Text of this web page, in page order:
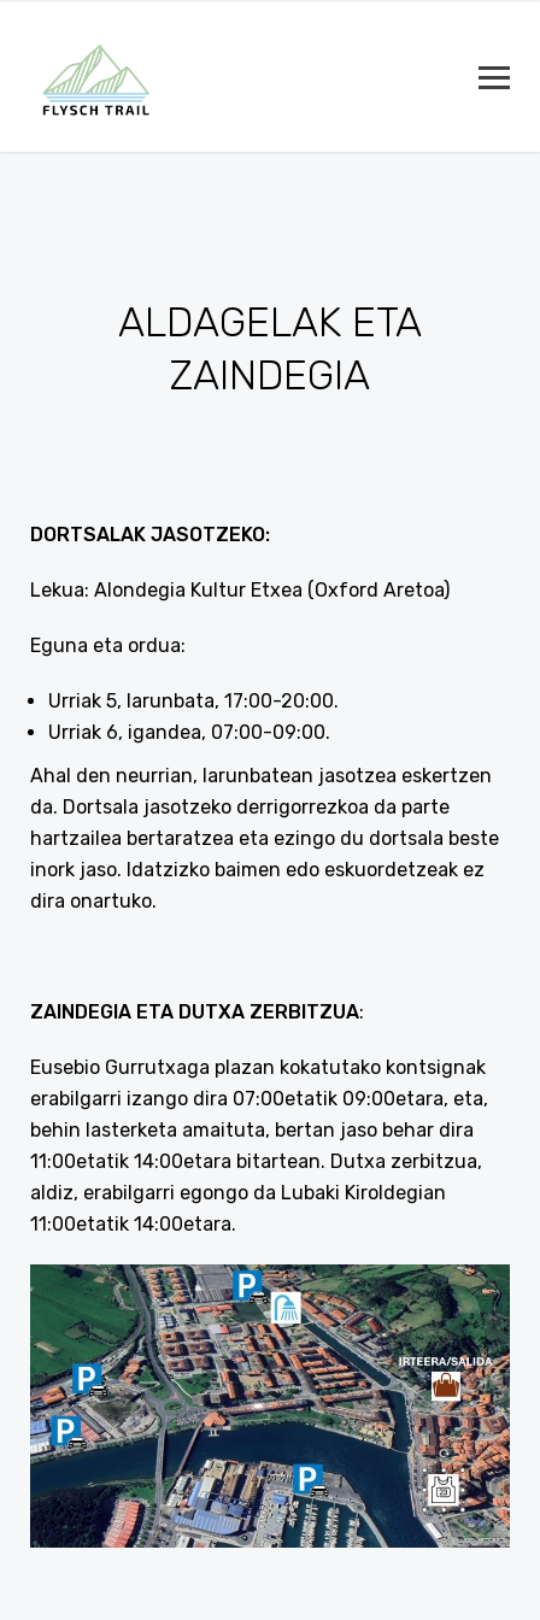
ALDAGELAK ETA
ZAINDEGIA
DORTSALAK JASOTZEKO:
Lekua: Alondegia Kultur Etxea (Oxford Aretoa)
Eguna eta ordua:
Urriak 5, larunbata, 17:00-20:00.
Urriak 6, igandea, 07:00-09:00.
Ahal den neurrian, larunbatean jasotzea eskertzen
da. Dortsala jasotzeko derrigorrezkoa da parte
hartzailea bertaratzea eta ezingo du dortsala beste
inork jaso. Idatzizko baimen edo eskuordetzeak ez
dira onartuko.
ZAINDEGIA ETA DUTXA ZERBITZUA:
Eusebio Gurrutxaga plazan kokatutako kontsignak
erabilgarri izango dira 07:00etatik 09:00etara, eta,
behin lasterketa amaituta, bertan jaso behar dira
11:00etatik 14:00etara bitartean. Dutxa zerbitzua,
aldiz, erabilgarri egongo da Lubaki Kiroldegian
11:00etatik 14:00etara.